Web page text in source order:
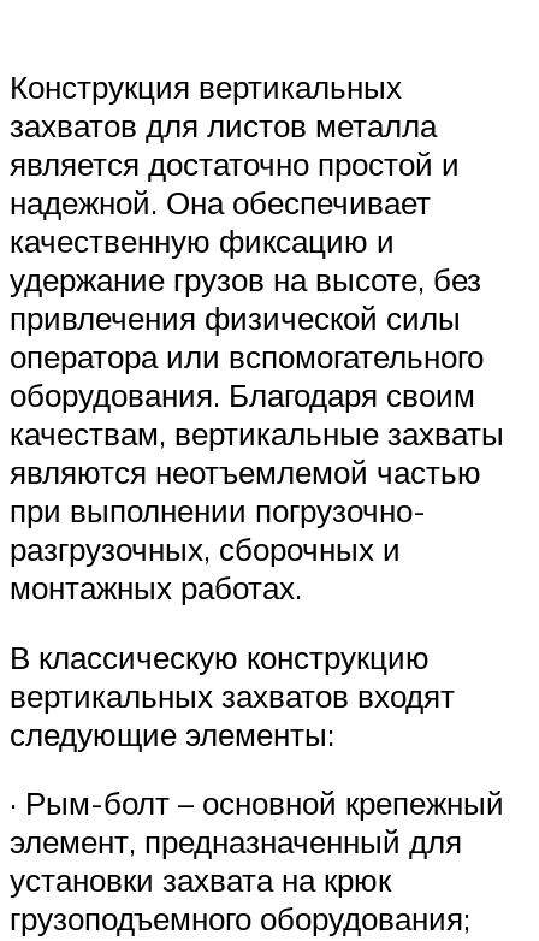
Конструкция вертикальных
захватов для листов металла
является достаточно простой и
надежной. Она обеспечивает
качественную фиксацию и
удержание грузов на высоте, без
привлечения физической силы
оператора или вспомогательного
оборудования. Благодаря своим
качествам, вертикальные захваты
являются неотъемлемой частью
при выполнении погрузочно-
разгрузочных, сборочных и
монтажных работах.
В классическую конструкцию
вертикальных захватов входят
следующие элементы:
· Рым-болт – основной крепежный
элемент, предназначенный для
установки захвата на крюк
грузоподъемного оборудования;